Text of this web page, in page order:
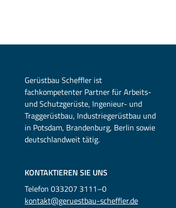
Gerüstbau Scheffler ist
fachkompetenter Partner für Arbeits-
und Schutzgerüste, Ingenieur- und
Traggerüstbau, Industriegerüstbau und
in Potsdam, Brandenburg, Berlin sowie
deutschlandweit tätig.
KONTAKTIEREN SIE UNS
Telefon 033207 3111–0
kontakt@geruestbau-scheffler.de